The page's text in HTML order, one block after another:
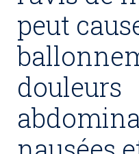
peut
douleurs